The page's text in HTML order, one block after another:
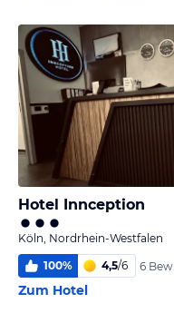
Hotel Innception
Köln, Nordrhein-Westfalen
100% 4,5/6 6 Bew.
Zum Hotel